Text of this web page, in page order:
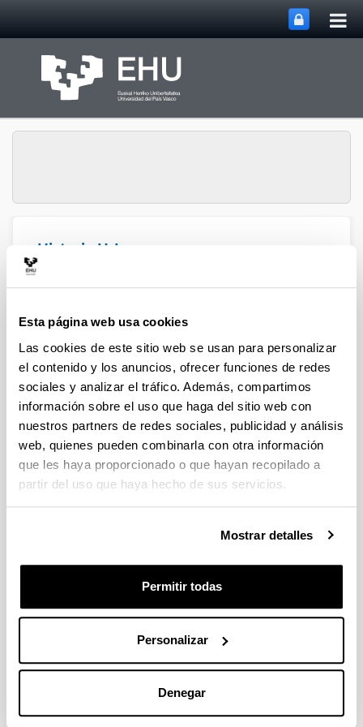
Esta página web usa cookies
Las cookies de este sitio web se usan para personalizar
el contenido y los anuncios, ofrecer funciones de redes
sociales y analizar el tráfico. Además, compartimos
información sobre el uso que haga del sitio web con
nuestros partners de redes sociales, publicidad y análisis
web, quienes pueden combinarla con otra información
que les haya proporcionado o que hayan recopilado a
partir del uso que haya hecho de sus servicios.
Mostrar detalles
Permitir todas
Personalizar
Denegar
Historia Urbana.
Población y Patrimonio
Capítulos de libro
La contribución de la demografía al
proceso de modernización en las
ciudades vascas
Autoría:
García Abad, Rocío; Pareja Alonso, Arantza y Zarraga
Sangroniz, Karmele
La ciudad contemporánea, espacio y sociedad.
Beascoechea Gangoiti, J. M.; González Portilla, M. y
Novo López, P. A. (eds.)
Página de inicio - Página de fin:
21 - 51
Bilbao, Servicio Editorial de la Universidad del País
Vasco y Universidad Autónoma de Puebla